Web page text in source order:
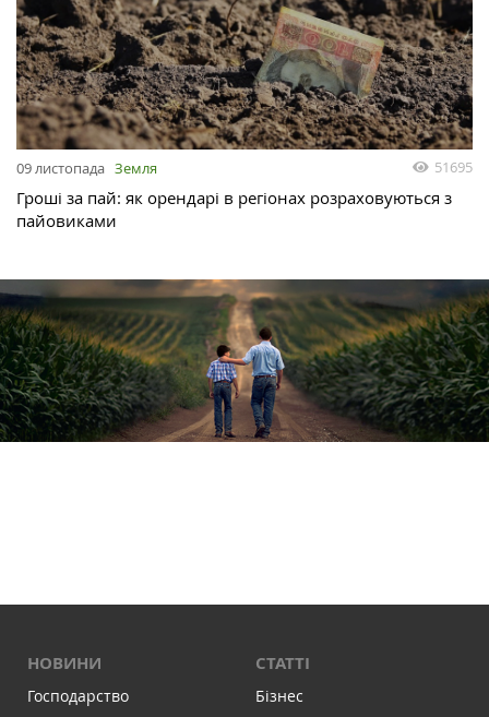
09 листопада Земля 51695
Гроші за пай: як орендарі в регіонах розраховуються з
пайовиками
НОВИНИ
Господарство
СТАТТІ
Бізнес